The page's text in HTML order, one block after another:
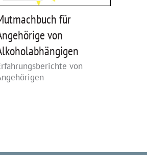
für
von
von